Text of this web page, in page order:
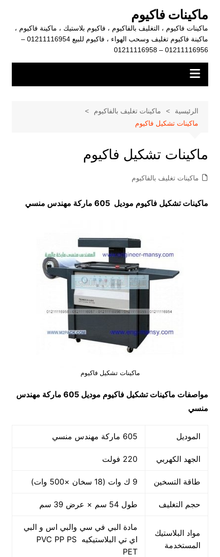
المحتوى
ماكينات فاكيوم
ماكينات فاكيوم ، التغليف بالفاكيوم ، فاكيوم بلاستيك ، ماكينة فاكيوم ،
ماكينة فاكيوم تغليف وسحب الهواء ، فاكيوم للبيع 01211116954 –
01211116956 – 01211116958
الرئيسية
ماكينات تغليف بالفاكيوم
ماكينات تشكيل فاكيوم
ماكينات تشكيل فاكيوم
ماكينات تغليف بالفاكيوم
ماكينات تشكيل فاكيوم موديل 605 ماركة مهندس منسي
ماكينات تشكيل فاكيوم
مواصفات ماكينات تشكيل فاكيوم
موديل 605 ماركة مهندس
منسي
الموديل 605 ماركة مهندس منسي
الجهد الكهربي 220 فولت
طاقة التسخين 9 ك وات (18 سخان ×500 وات)
حجم التغليف طول 54 سم × عرض 39 سم
مواد البلاستيك
المستخدمة
مادة البي في سي والبي اس و البي
اي تي البلاستيكيه PVC PP PS
PET